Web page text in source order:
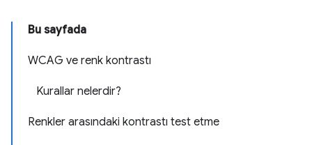
Bu sayfada
WCAG ve renk kontrastı
Kurallar nelerdir?
Renkler arasındaki kontrastı test etme